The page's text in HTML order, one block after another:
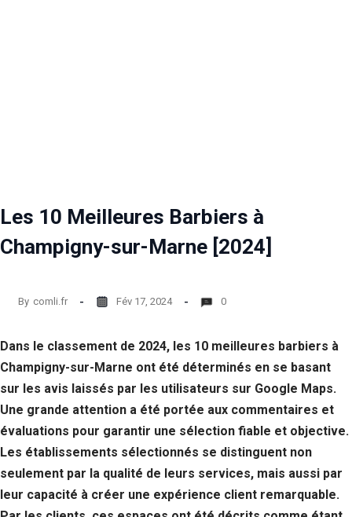
Les 10 Meilleures Barbiers à
Champigny-sur-Marne [2024]
By comli.fr Fév 17, 2024 0
Dans le classement de 2024, les 10 meilleures barbiers à
Champigny-sur-Marne ont été déterminés en se basant
sur les avis laissés par les utilisateurs sur Google Maps.
Une grande attention a été portée aux commentaires et
évaluations pour garantir une sélection fiable et objective.
Les établissements sélectionnés se distinguent non
seulement par la qualité de leurs services, mais aussi par
leur capacité à créer une expérience client remarquable.